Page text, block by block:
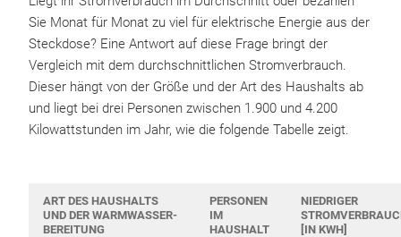
Sie Monat für Monat zu viel für elektrische Energie aus der
Steckdose? Eine Antwort auf diese Frage bringt der
Vergleich mit dem durchschnittlichen Stromverbrauch.
Dieser hängt von der Größe und der Art des Haushalts ab
und liegt bei drei Personen zwischen 1.900 und 4.200
Kilowattstunden im Jahr, wie die folgende Tabelle zeigt.
ART DES HAUSHALTS
UND DER WARMWASSER-
BEREITUNG
PERSONEN
IM
HAUSHALT
NIEDRIGER
[IN KWH]